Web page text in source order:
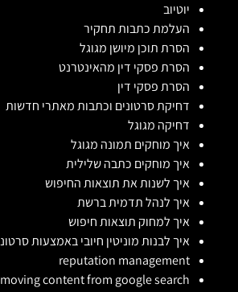
יוטיוב
העלמת כתבות תחקיר
הסרת תוכן מיושן מגוגל
הסרת פסקי דין מהאינטרנט
הסרת פסקי דין
דחיקת סרטונים וכתבות מאתרי חדשות
דחיקה מגוגל
איך מוחקים תמונה מגוגל
איך מוחקים כתבה שלילית
איך לשנות את תוצאות החיפוש
איך לנהל תדמית ברשת
איך למחוק תוצאות חיפוש
איך לבנות מוניטין חיובי באמצעות
reputation management
content from google search